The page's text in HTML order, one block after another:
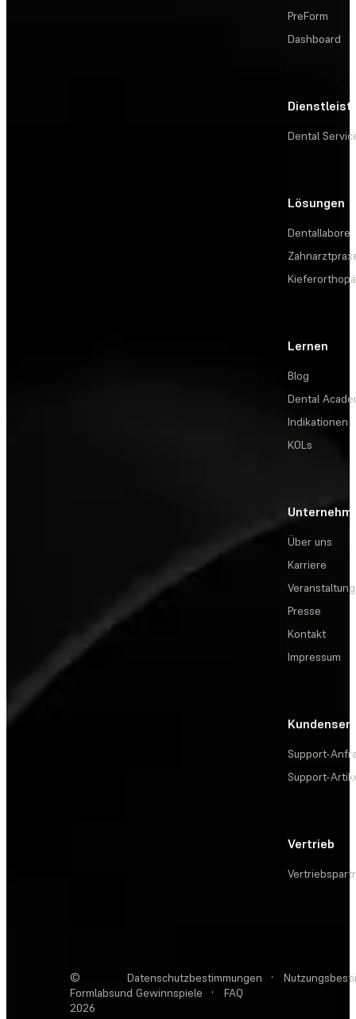
PreForm
Dashboard
Dental
Lösungen
Dentallabore
Lernen
Blog
Dental
Indikationen
KOLs
Über uns
Karriere
Presse
Kontakt
Impressum
Support-
Support-
Vertrieb
©
Formlabs
2026
Datenschutzbestimmungen ·
und Gewinnspiele
· FAQ